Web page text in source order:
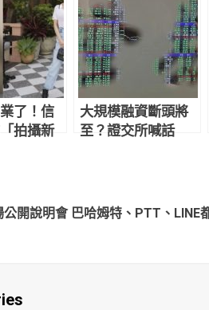
了！信
拍攝新
大規模融資斷頭將
至？證交所喊話
公開說明會 巴哈姆特、PTT、LINE